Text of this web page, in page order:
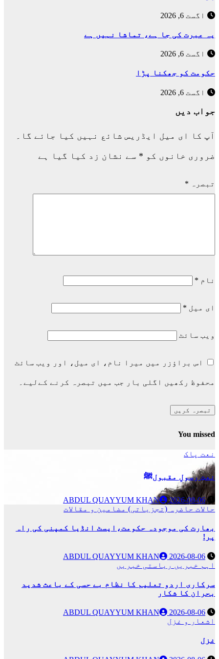
اگست 6, 2026
یہ عبرت کی جا ہے، تماشا نہیں ہے
اگست 6, 2026
حکومت کو جھکنا پڑا
اگست 6, 2026
جواب دیں
آپ کا ای میل ایڈریس شائع نہیں کیا جائے گا۔
ضروری خانوں کو * سے نشان زد کیا گیا ہے
تبصرہ *
نام *
ای میل *
ویب‌ سائٹ
اس براؤزر میں میرا نام، ای میل، اور ویب سائٹ
محفوظ رکھیں اگلی بار جب میں تبصرہ کرنے کےلیے۔
You missed
نعت پاک
نعتِ رسولِ مقبولﷺ
2026-08-06
ABDUL QUAYYUM KHAN
حالات حاضرہ (تجزیاتی) مضامین و مقالات
بھارت کی موجودہ حکومت،ایسٹ انڈیا کمپنی کی راہ
پر!
2026-08-06
ABDUL QUAYYUM KHAN
اہم خبریں ریاستی خبریں
سرکاری اردو تعلیم کا نظام بے حسی کے باعث شدید
بحران کا شکار
2026-08-06
ABDUL QUAYYUM KHAN
اشعار و غزل
غزل